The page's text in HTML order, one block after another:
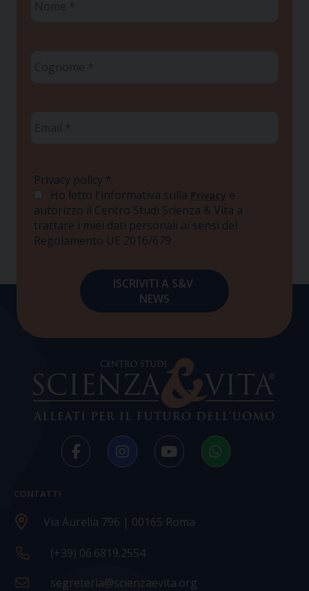
Privacy policy *
Ho letto l'informativa sulla Privacy e
autorizzo il Centro Studi Scienza & Vita a
trattare i miei dati personali ai sensi del
Regolamento UE 2016/679
CONTATTI
Via Aurelia 796 | 00165 Roma
(+39) 06.6819.2554
segreteria@scienzaevita.org